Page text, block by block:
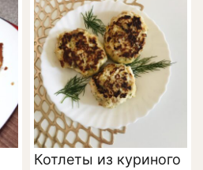
Котлеты из куриного